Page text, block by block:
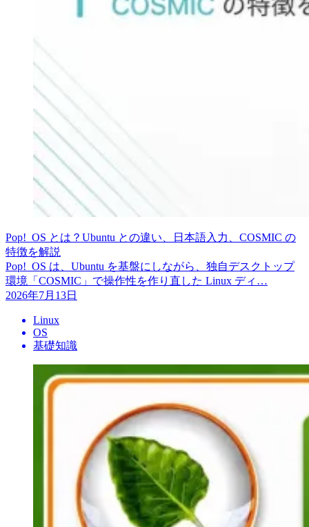
Pop!_OS とは？Ubuntu との違い、日本語入力、COSMIC の
特徴を解説
Pop!_OS は、Ubuntu を基盤にしながら、独自デスクトップ
環境「COSMIC」で操作性を作り直した Linux ディ…
2026年7月13日
Linux
OS
基礎知識